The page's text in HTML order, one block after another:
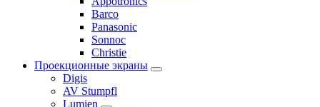
Barco
Panasonic
Sonnoc
Сhristie
Проекционные экраны
Digis
AV Stumpfl
Lumien